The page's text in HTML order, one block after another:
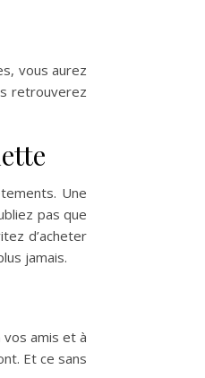
vous aurez
retrouverez
Une
pas que
d’acheter
jamais.
amis et à
Et ce sans